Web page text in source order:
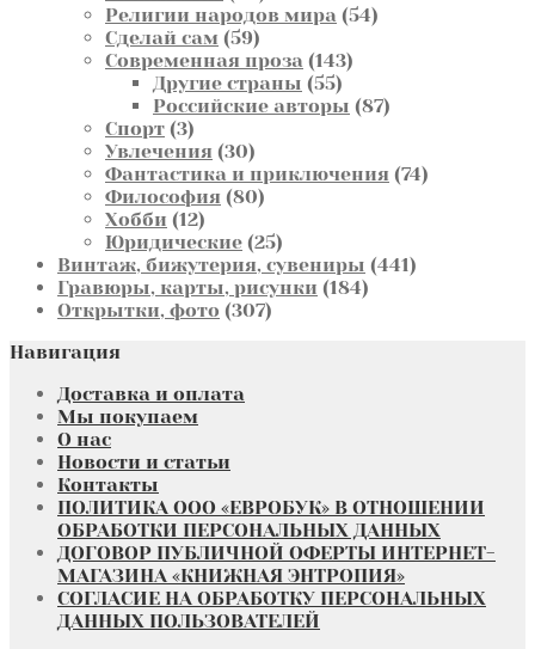
товаров
Религии народов мира 5454
Сделай сам 5959
товаров
Современная проза 143143
Другие страны 5555
товаров
Российские авторы 8787
Спорт 33
товара
Увлечения 3030
товаров
Фантастика и приключения 7474
Философия 8080
Хобби 1212
товаров
Юридические 2525
товаров
Винтаж, бижутерия, сувениры 441441
Гравюры, карты, рисунки 184184
Открытки, фото 307307
Навигация
Доставка и оплата
Мы покупаем
О нас
Новости и статьи
Контакты
ПОЛИТИКА ООО «ЕВРОБУК» В ОТНОШЕНИИ
ОБРАБОТКИ ПЕРСОНАЛЬНЫХ ДАННЫХ
ДОГОВОР ПУБЛИЧНОЙ ОФЕРТЫ ИНТЕРНЕТ-
МАГАЗИНА «КНИЖНАЯ ЭНТРОПИЯ»
СОГЛАСИЕ НА ОБРАБОТКУ ПЕРСОНАЛЬНЫХ
ДАННЫХ ПОЛЬЗОВАТЕЛЕЙ